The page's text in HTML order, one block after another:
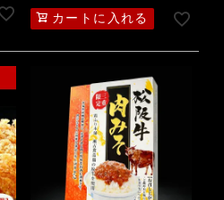
カートに入れる